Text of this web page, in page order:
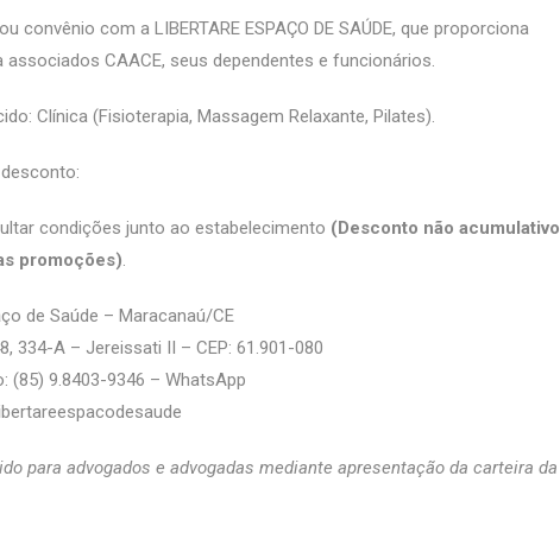
convênio com a LIBERTARE ESPAÇO DE SAÚDE, que proporciona
associados CAACE, seus dependentes e funcionários.
Clínica (Fisioterapia, Massagem Relaxante, Pilates).
condições junto ao estabelecimento (Desconto não acumulativo
promoções).
de Saúde – Maracanaú/CE
334-A – Jereissati II – CEP: 61.901-080
(85) 9.8403-9346 – WhatsApp
para advogados e advogadas mediante apresentação da carteira da